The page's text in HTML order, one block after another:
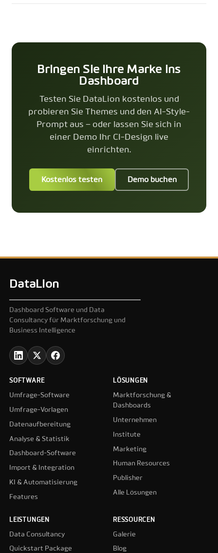
Bringen Sie Ihre Marke ins
Dashboard
Testen Sie DataLion kostenlos und
probieren Sie Themes und den AI-Style-
Prompt aus – oder lassen Sie sich in
einer Demo Ihr CI-Design live
einrichten.
Kostenlos testen Demo buchen
DataLion
Dashboard Software und Data
Consultancy für Marktforschung und
Business Intelligence
SOFTWARE
Umfrage-Software
Umfrage-Vorlagen
Datenaufbereitung
Analyse & Statistik
Dashboard-Software
Import & Integration
KI & Automatisierung
Features
LÖSUNGEN
Marktforschung &
Dashboards
Unternehmen
Institute
Marketing
Human Resources
Publisher
Alle Lösungen
LEISTUNGEN
Data Consultancy
Quickstart Package
RESSOURCEN
Galerie
Blog